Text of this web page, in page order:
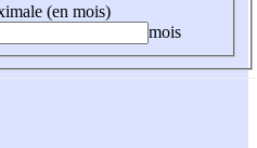
(en mois)
mois